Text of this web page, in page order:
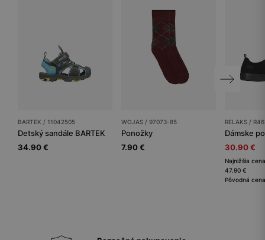
BARTEK / 11042505
Detský sandále BARTEK
34.90 €
WOJAS / 97073-85
Ponožky
7.90 €
RELAKS /
30.90 €
Najnižšia
47.90 €
Pôvodná